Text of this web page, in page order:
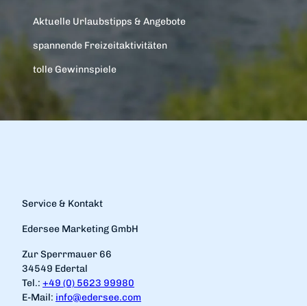
Aktuelle Urlaubstipps & Angebote
spannende Freizeitaktivitäten
tolle Gewinnspiele
Service & Kontakt
Edersee Marketing GmbH
Zur Sperrmauer 66
34549 Edertal
Tel.: +49 (0) 5623 99980
E-Mail: info@edersee.com